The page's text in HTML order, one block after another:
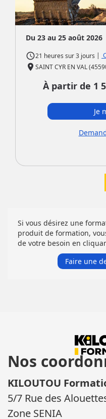
Du 23 au 25 août 2026
access_time21 heures sur3 jours |
place SAINT CYR EN VAL
À partir de 1
Je
Si vous désirez une
produit de formation,
de votre besoin en
Faire une
Nos
KILOUTOU
5/7 Rue des
Zone SENIA